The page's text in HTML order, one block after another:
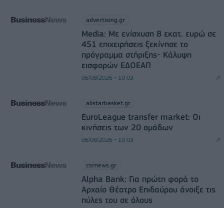
advertising.gr
Media: Με ενίσχυση 8 εκατ. ευρώ σε
451 επιχειρήσεις ξεκίνησε το
πρόγραμμα στήριξης- Κάλυψη
εισφορών ΕΔΟΕΑΠ
06/08/2026 - 10:03
allstarbasket.gr
EuroLeague transfer market: Οι
κινήσεις των 20 ομάδων
06/08/2026 - 10:03
csrnews.gr
Alpha Bank: Για πρώτη φορά το
Αρχαίο Θέατρο Επιδαύρου άνοιξε τις
πύλες του σε όλους